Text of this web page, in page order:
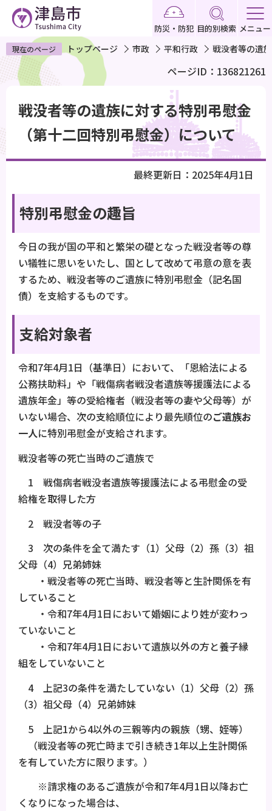
ペ
ー
ジ
で
す
防災・防犯 目的別検索 メニュー
現在のページ トップページ 市政 平和行政 戦没者等の遺
ページID：136821261
か
戦没者等の遺族に対する特別弔慰金
（第十二回特別弔慰金）について
最終更新日：2025年4月1日
特別弔慰金の趣旨
今日の我が国の平和と繁栄の礎となった戦没者等の尊
い犠牲に思いをいたし、国として改めて弔意の意を表
するため、戦没者等のご遺族に特別弔慰金（記名国
債）を支給するものです。
支給対象者
令和7年4月1日（基準日）において、「恩給法による
公務扶助料」や「戦傷病者戦没者遺族等援護法による
遺族年金」等の受給権者（戦没者等の妻や父母等）が
いない場合、次の支給順位により最先順位のご遺族お
一人に特別弔慰金が支給されます。
戦没者等の死亡当時のご遺族で
1 戦傷病者戦没者遺族等援護法による弔慰金の受
給権を取得した方
2 戦没者等の子
3 次の条件を全て満たす（1）父母（2）孫（3）祖
父母（4）兄弟姉妹
・戦没者等の死亡当時、戦没者等と生計関係を有
していること
・令和7年4月1日において婚姻により姓が変わっ
ていないこと
・令和7年4月1日において遺族以外の方と養子縁
組をしていないこと
4 上記3の条件を満たしていない（1）父母（2）孫
（3）祖父母（4）兄弟姉妹
5 上記1から4以外の三親等内の親族（甥、姪等）
（戦没者等の死亡時まで引き続き1年以上生計関係
を有していた方に限ります。）
※請求権のあるご遺族が令和7年4月1日以降お亡
くなりになった場合は、